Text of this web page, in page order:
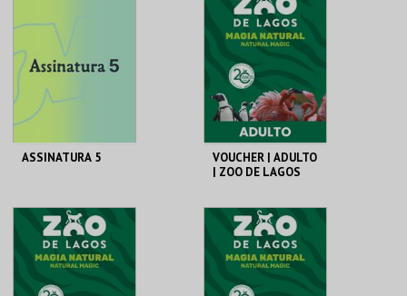
MAIS INFO
COMPRAR
AQUISIÇÃO
MAIS INFO
COMPRAR
ASSINATURA 5
AQUISIÇÃO
MAIS INFO
VOUCHER | ADULTO
| ZOO DE LAGOS
AQUISIÇÃO
MAIS INFO